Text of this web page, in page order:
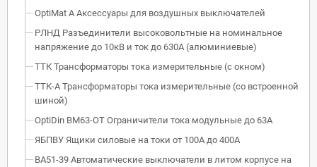
OptiMat A Аксессуары для воздушных выключателей
РЛНД Разъединители высоковольтные на номинальное
напряжение до 10кВ и ток до 630А (алюминиевые)
ТТК Трансформаторы тока измерительные (с окном)
ТТК-А Трансформаторы тока измерительные (со встроенной
шиной)
OptiDin BM63-OT Ограничители тока модульные до 63А
ЯБПВУ Ящики силовые на токи от 100А до 400А
ВА51-39 Автоматические выключатели в литом корпусе на